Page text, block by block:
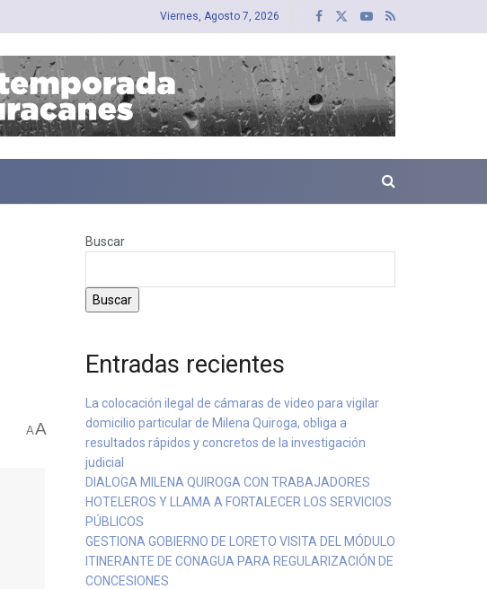
Viernes, Agosto 7, 2026
AA
Buscar
Buscar
Entradas recientes
La colocación ilegal de cámaras de video para vigilar
domicilio particular de Milena Quiroga, obliga a
resultados rápidos y concretos de la investigación
judicial
DIALOGA MILENA QUIROGA CON TRABAJADORES
HOTELEROS Y LLAMA A FORTALECER LOS SERVICIOS
PÚBLICOS
GESTIONA GOBIERNO DE LORETO VISITA DEL MÓDULO
ITINERANTE DE CONAGUA PARA REGULARIZACIÓN DE
CONCESIONES